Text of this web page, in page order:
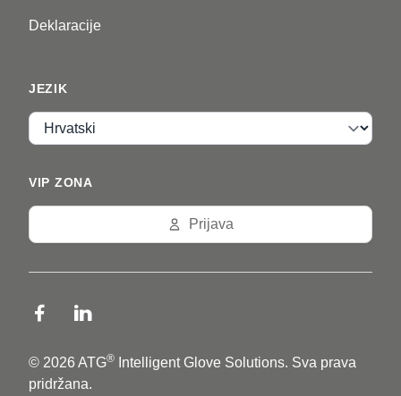
Deklaracije
JEZIK
Jezik
VIP ZONA
Prijava
© 2026 ATG®
Intelligent Glove Solutions. Sva prava
pridržana.